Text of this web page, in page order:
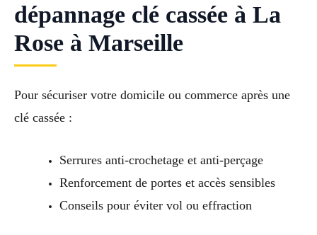
dépannage clé cassée à La
Rose à Marseille
Pour sécuriser votre domicile ou commerce après une
clé cassée :
Serrures anti-crochetage et anti-perçage
Renforcement de portes et accès sensibles
Conseils pour éviter vol ou effraction